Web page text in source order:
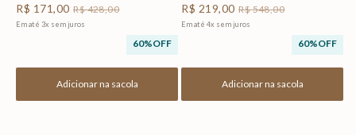
R$ 171,00 R$428,00
Em até 3x sem juros
60%OFF
Adicionar na sacola
R$ 219,00 R$548,00
Em até 4x sem juros
60%OFF
Adicionar na sacola